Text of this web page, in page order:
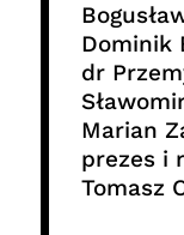
Dominik
dr
Marian
prezes i
Tomasz